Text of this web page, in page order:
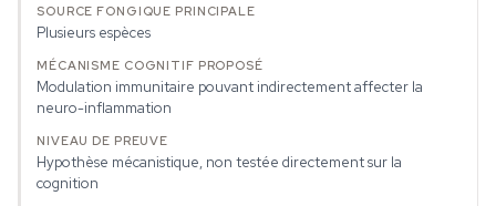
Plusieurs espèces
Modulation immunitaire pouvant indirectement affecter la
neuro-inflammation
Hypothèse mécanistique, non testée directement sur la
cognition